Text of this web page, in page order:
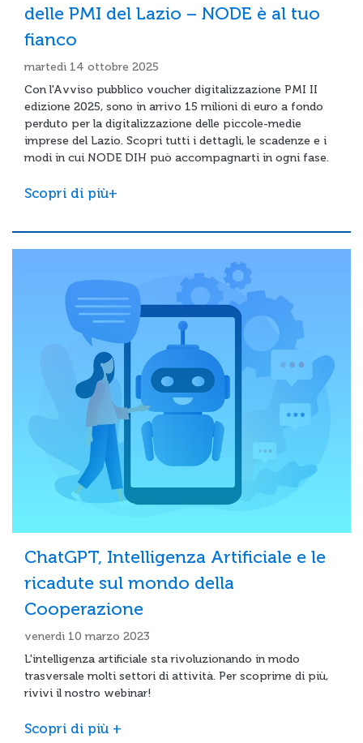
delle PMI del Lazio – NODE è al tuo
fianco
martedì 14 ottobre 2025
Con l'Avviso pubblico voucher digitalizzazione PMI II
edizione 2025, sono in arrivo 15 milioni di euro a fondo
perduto per la digitalizzazione delle piccole-medie
imprese del Lazio. Scopri tutti i dettagli, le scadenze e i
modi in cui NODE DIH può accompagnarti in ogni fase.
Scopri di più+
ChatGPT, Intelligenza Artificiale e le
ricadute sul mondo della
Cooperazione
venerdì 10 marzo 2023
L'intelligenza artificiale sta rivoluzionando in modo
trasversale molti settori di attività. Per scoprirne di più,
rivivi il nostro webinar!
Scopri di più +